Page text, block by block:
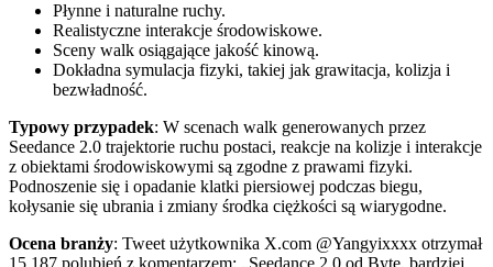
Płynne i naturalne ruchy.
Realistyczne interakcje środowiskowe.
Sceny walk osiągające jakość kinową.
Dokładna symulacja fizyki, takiej jak grawitacja, kolizja i
bezwładność.
Typowy przypadek: W scenach walk generowanych przez
Seedance 2.0 trajektorie ruchu postaci, reakcje na kolizje i interakcje
z obiektami środowiskowymi są zgodne z prawami fizyki.
Podnoszenie się i opadanie klatki piersiowej podczas biegu,
kołysanie się ubrania i zmiany środka ciężkości są wiarygodne.
Ocena branży: Tweet użytkownika X.com @Yangyixxxx otrzymał